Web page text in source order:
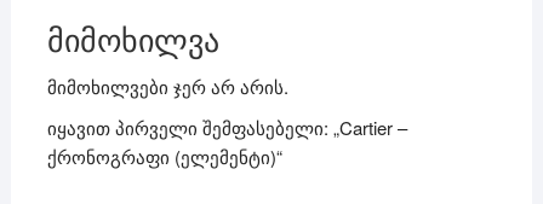
მიმოხილვა
მიმოხილვები ჯერ არ არის.
იყავით პირველი შემფასებელი: „Cartier –
ქრონოგრაფი (ელემენტი)“